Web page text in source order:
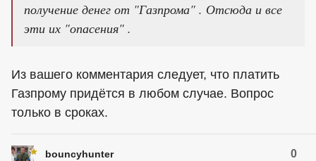
получение денег от "Газпрома" . Отсюда и все
эти их "опасения" .
Из вашего комментария следует, что платить
Газпрому придётся в любом случае. Вопрос
только в сроках.
bouncyhunter 0